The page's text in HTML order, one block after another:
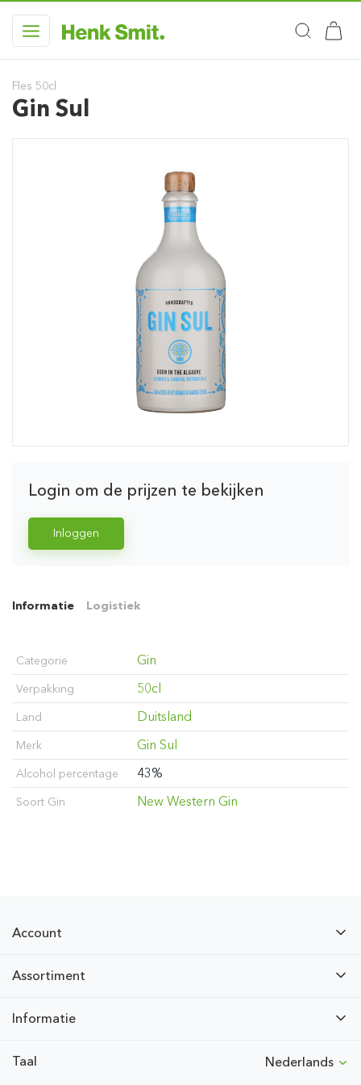
Fles 50cl
Gin Sul
Login om de prijzen te bekijken
Inloggen
Informatie Logistiek
Categorie Gin
Verpakking 50cl
Land Duitsland
Merk Gin Sul
Alcohol percentage 43%
Soort Gin New Western Gin
Account
Assortiment
Informatie
Taal Nederlands